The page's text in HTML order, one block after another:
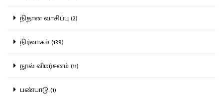
நிதான வாசிப்பு (2)
நிர்வாகம் (139)
நூல் விமர்சனம் (11)
பண்பாடு (1)